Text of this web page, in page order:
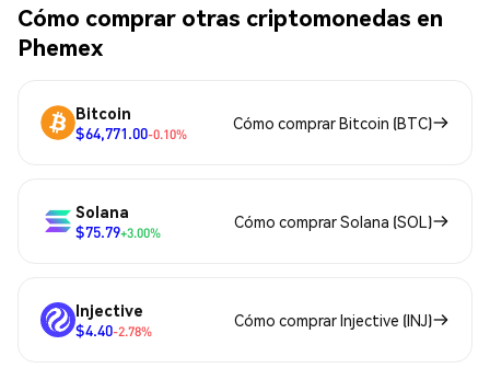
Cómo comprar otras criptomonedas en
Phemex
Bitcoin
$64,771.00-0.10%
Cómo comprar Bitcoin (BTC)
Solana
$75.79+3.00%
Cómo comprar Solana (SOL)
Injective
$4.40-2.78%
Cómo comprar Injective (INJ)